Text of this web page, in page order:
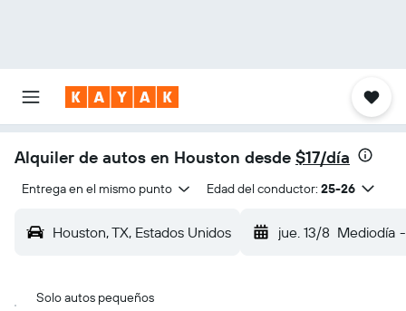
Alquiler de autos en Houston desde $17/día
Entrega en el mismo punto Edad del conductor: 25-26
Houston, TX, Estados Unidos jue. 13/8 Mediodía -
Solo autos pequeños